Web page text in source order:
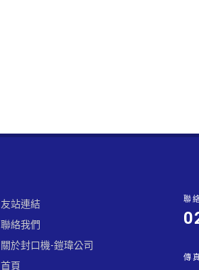
友站連結
聯絡我們
關於封口機-鎧瑋公司
首頁
聯
傳